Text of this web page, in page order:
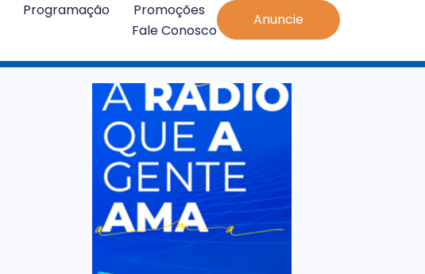
Programação
Promoções
Fale Conosco
Anuncie